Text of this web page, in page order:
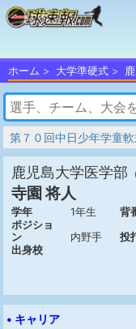
ホーム 大学準硬式
第７０回中日少年学童
鹿児島大学医学部
寺園 将人
学年 1年生 背
ポジショ
ン
内野手 投
出身校
• キャリア